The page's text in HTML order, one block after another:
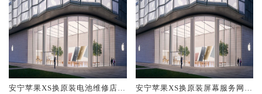
安宁苹果XS换原装电池维修店大
安宁苹果XS换原装屏幕服务网点